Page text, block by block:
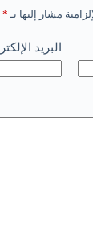
مشار إليها بـ *
البريد